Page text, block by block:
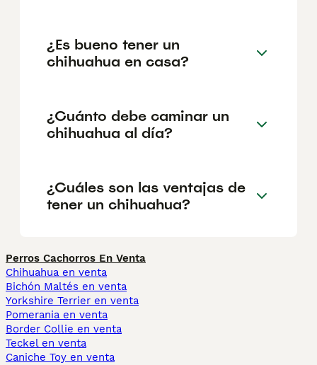
¿Es bueno tener un
chihuahua en casa?
¿Cuánto debe caminar un
chihuahua al día?
¿Cuáles son las ventajas de
tener un chihuahua?
Perros Cachorros En Venta
Chihuahua en venta
Bichón Maltés en venta
Yorkshire Terrier en venta
Pomerania en venta
Border Collie en venta
Teckel en venta
Caniche Toy en venta